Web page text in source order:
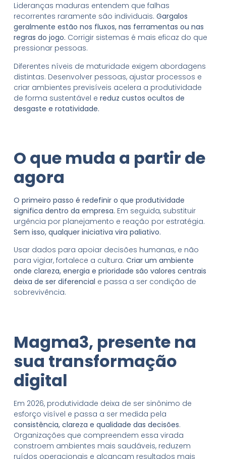
Lideranças maduras entendem que falhas
recorrentes raramente são individuais. Gargalos
geralmente estão nos fluxos, nas ferramentas ou nas
regras do jogo. Corrigir sistemas é mais eficaz do que
pressionar pessoas.
Diferentes níveis de maturidade exigem abordagens
distintas. Desenvolver pessoas, ajustar processos e
criar ambientes previsíveis acelera a produtividade
de forma sustentável e reduz custos ocultos de
desgaste e rotatividade.
O que muda a partir de
agora
O primeiro passo é redefinir o que produtividade
significa dentro da empresa. Em seguida, substituir
urgência por planejamento e reação por estratégia.
Sem isso, qualquer iniciativa vira paliativo.
Usar dados para apoiar decisões humanas, e não
para vigiar, fortalece a cultura. Criar um ambiente
onde clareza, energia e prioridade são valores centrais
deixa de ser diferencial e passa a ser condição de
sobrevivência.
Magma3, presente na
sua transformação
digital
Em 2026, produtividade deixa de ser sinônimo de
esforço visível e passa a ser medida pela
consistência, clareza e qualidade das decisões.
Organizações que compreendem essa virada
constroem ambientes mais saudáveis, reduzem
ruídos operacionais e alcançam resultados mais